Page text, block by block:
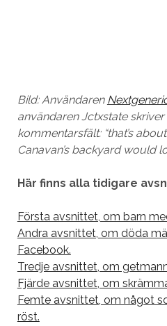
Bild: Användaren
användaren Jctxstate skriver
kommentarsfält: “that’s
Canavan’s backyard would
Här finns alla tidigare
Första avsnittet, om barn
Andra avsnittet, om döda
Facebook.
Tredje avsnittet, om
Fjärde avsnittet, om
Femte avsnittet, om något
röst.